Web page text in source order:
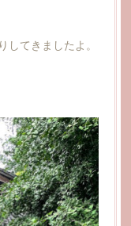
てきましたよ。